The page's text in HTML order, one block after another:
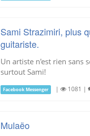
Sami Strazimiri, plus
guitariste.
Un artiste n'est rien sans
surtout Sami!
Facebook Messenger | 1081 |
Mulaëo